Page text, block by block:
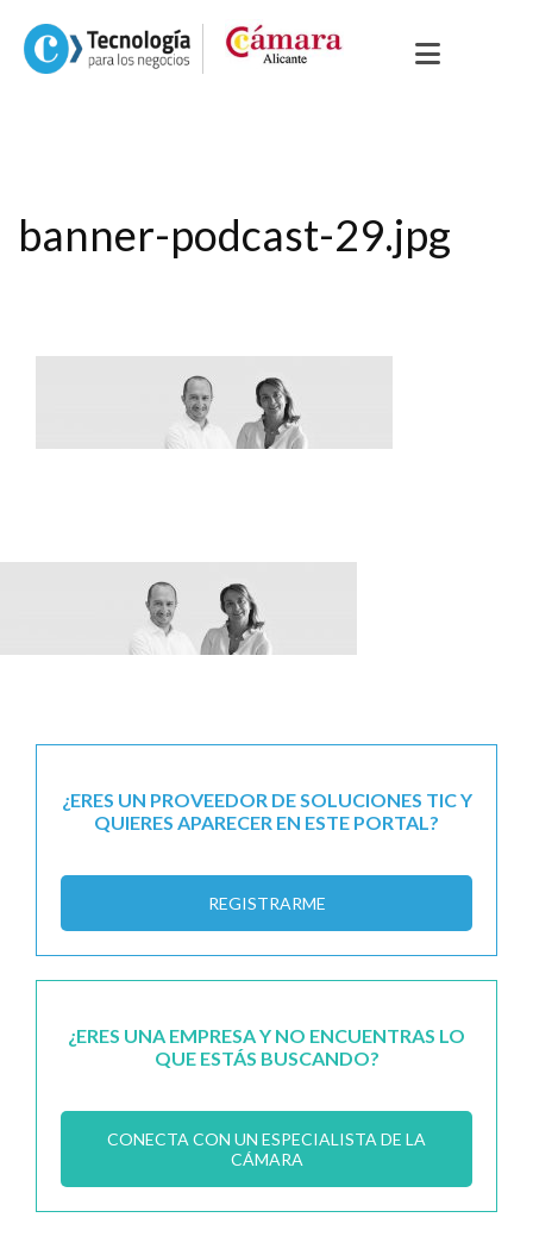
banner-podcast-29.jpg
¿ERES UN PROVEEDOR DE SOLUCIONES TIC Y
QUIERES APARECER EN ESTE PORTAL?
REGISTRARME
¿ERES UNA EMPRESA Y NO ENCUENTRAS LO
QUE ESTÁS BUSCANDO?
CONECTA CON UN ESPECIALISTA DE LA
CÁMARA